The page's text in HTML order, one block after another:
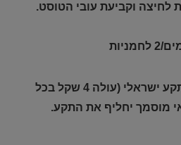
לחיצה וקביעת עובי הטוסט.
🔸 דורש החלפת התקע לתקע ישראלי (עולה 4 שקל בכל
מוסמך יחליף את התקע.